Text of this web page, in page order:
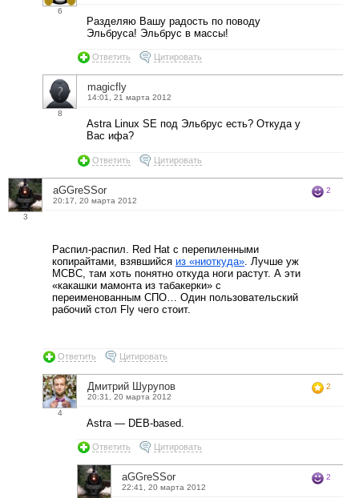
6
Разделяю Вашу радость по поводу
Эльбруса! Эльбрус в массы!
Ответить Цитировать
8
magicfly
14:01, 21 марта 2012
Astra Linux SE под Эльбрус есть? Откуда у
Вас ифа?
Ответить Цитировать
3
aGGreSSor
20:17, 20 марта 2012
2
Распил-распил. Red Hat с перепиленными
копирайтами, взявшийся из «ниоткуда» . Лучше уж
МСВС, там хоть понятно откуда ноги растут. А эти
«какашки мамонта из табакерки» с
переименованным СПО… Один пользовательский
рабочий стол Fly чего стоит.
Ответить Цитировать
4
Дмитрий Шурупов
20:31, 20 марта 2012
2
Astra — DEB-based.
Ответить Цитировать
aGGreSSor
22:41, 20 марта 2012
2